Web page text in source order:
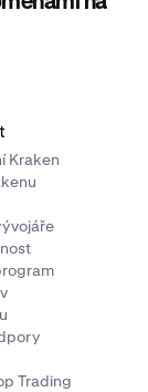
Kraken
Trading